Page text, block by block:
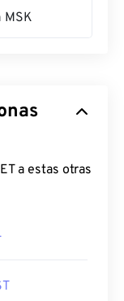
MSK
a estas otras